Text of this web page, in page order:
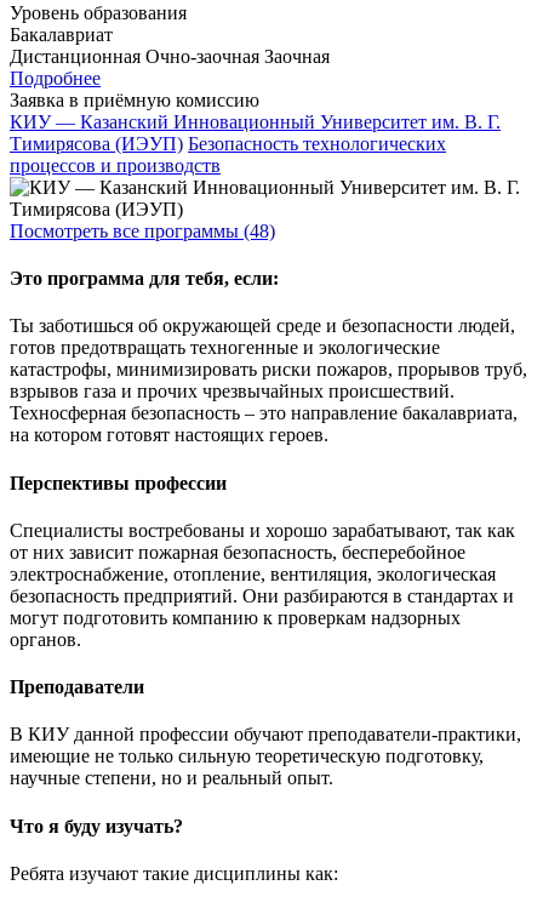
Уровень образования
Бакалавриат
Дистанционная Очно-заочная Заочная
Подробнее
Заявка в приёмную комиссию
КИУ — Казанский Инновационный Университет им. В. Г.
Тимирясова (ИЭУП) Безопасность технологических
процессов и производств
Посмотреть все программы (48)
Это программа для тебя, если:
Ты заботишься об окружающей среде и безопасности людей,
готов предотвращать техногенные и экологические
катастрофы, минимизировать риски пожаров, прорывов труб,
взрывов газа и прочих чрезвычайных происшествий.
Техносферная безопасность – это направление бакалавриата,
на котором готовят настоящих героев.
Перспективы профессии
Специалисты востребованы и хорошо зарабатывают, так как
от них зависит пожарная безопасность, бесперебойное
электроснабжение, отопление, вентиляция, экологическая
безопасность предприятий. Они разбираются в стандартах и
могут подготовить компанию к проверкам надзорных
органов.
Преподаватели
В КИУ данной профессии обучают преподаватели-практики,
имеющие не только сильную теоретическую подготовку,
научные степени, но и реальный опыт.
Что я буду изучать?
Ребята изучают такие дисциплины как: